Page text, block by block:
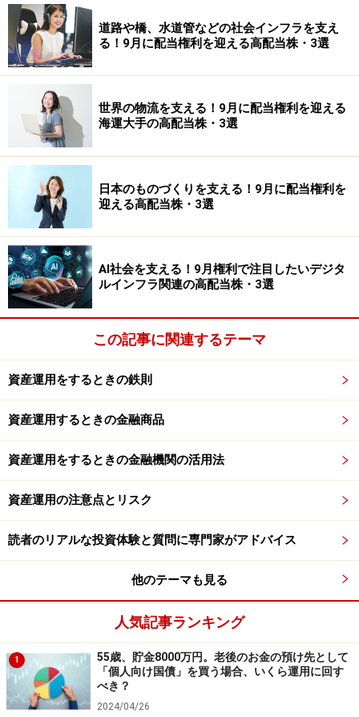
NEXT FUNDS NASDAQ-100（為替ヘッジなし）連動
型上場投信＜1545＞
iシェアーズ S&P500 米国株 ETF＜1655＞
などがあります。
米国市場の成長を期待する投資家から支持されていま
す。ただし、米国株ETFは為替の影響を受けます。円高
注意は必要です。
初心者ならどう考える？
日本株ETFと米国株ETFは、どちらか一方だけを選ばな
ければならないわけではありません。日本株で安定感を
重視しながら、米国株で成長性を期待するという考え方
大切なのは、自分がどの市場に期待しているのかを考え
ることです。まずは少額から始めて、それぞれの値動き
や特徴を理解していくのもよい方法でしょう。ETFは分
散投資を手軽に実現できる商品です。焦らず、自分に合
った投資スタイルを見つけていきましょう。
※記事内容は執筆時点のものです。最新の内容をご確認くださ
い。
本記事の内容は一般的な情報提供を目的としており、特定の金融
などについて当社は一切の責任を負いません。
最新の情報や詳細については、必ず各金融機関やサービス提供者
の公式情報をご確認ください。
【編集部おすすめの購入サイト】
道路や橋、水道管などの社会インフラを支え
る！9月に配当権利を迎える高配当株・3選
世界の物流を支える！9月に配当権利を迎える
海運大手の高配当株・3選
日本のものづくりを支える！9月に配当権利を
迎える高配当株・3選
AI社会を支える！9月権利で注目したいデジタ
ルインフラ関連の高配当株・3選
この記事に関連するテーマ
資産運用をするときの鉄則
資産運用するときの金融商品
資産運用をするときの金融機関の活用法
資産運用の注意点とリスク
読者のリアルな投資体験と質問に専門家がアドバイス
他のテーマも見る
人気記事ランキング
1
55歳、貯金8000万円。老後のお金の預け先として
「個人向け国債」を買う場合、いくら運用に回す
べき？
2024/04/26